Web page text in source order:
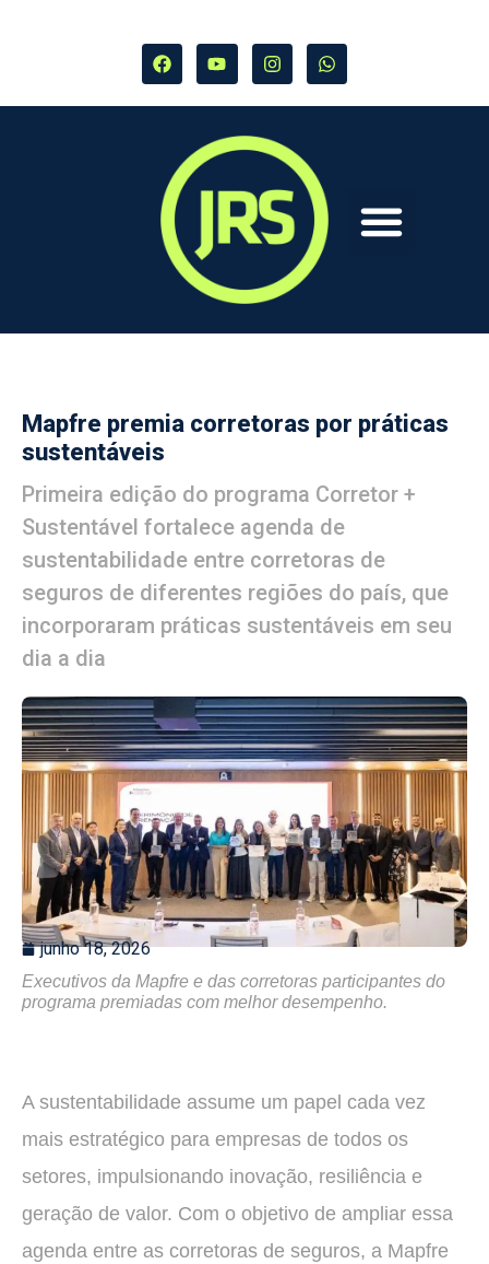
Mapfre premia corretoras por práticas
sustentáveis
Primeira edição do programa Corretor +
Sustentável fortalece agenda de
sustentabilidade entre corretoras de
seguros de diferentes regiões do país, que
incorporaram práticas sustentáveis em seu
dia a dia
junho 18, 2026
Executivos da Mapfre e das corretoras participantes do
programa premiadas com melhor desempenho.
A sustentabilidade assume um papel cada vez
mais estratégico para empresas de todos os
setores, impulsionando inovação, resiliência e
geração de valor. Com o objetivo de ampliar essa
agenda entre as corretoras de seguros, a Mapfre